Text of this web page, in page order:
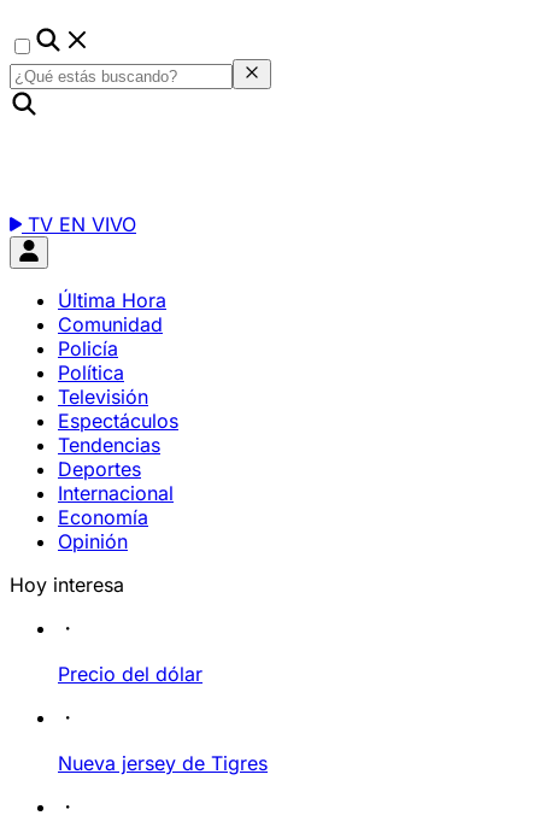
TV EN VIVO
Última Hora
Comunidad
Policía
Política
Televisión
Espectáculos
Tendencias
Deportes
Internacional
Economía
Opinión
Hoy interesa
Precio del dólar
Nueva jersey de Tigres